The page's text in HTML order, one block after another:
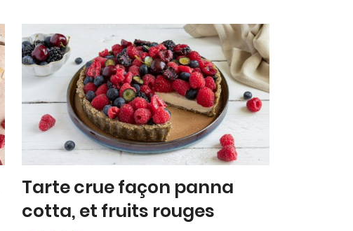
Tarte crue façon panna
cotta, et fruits rouges